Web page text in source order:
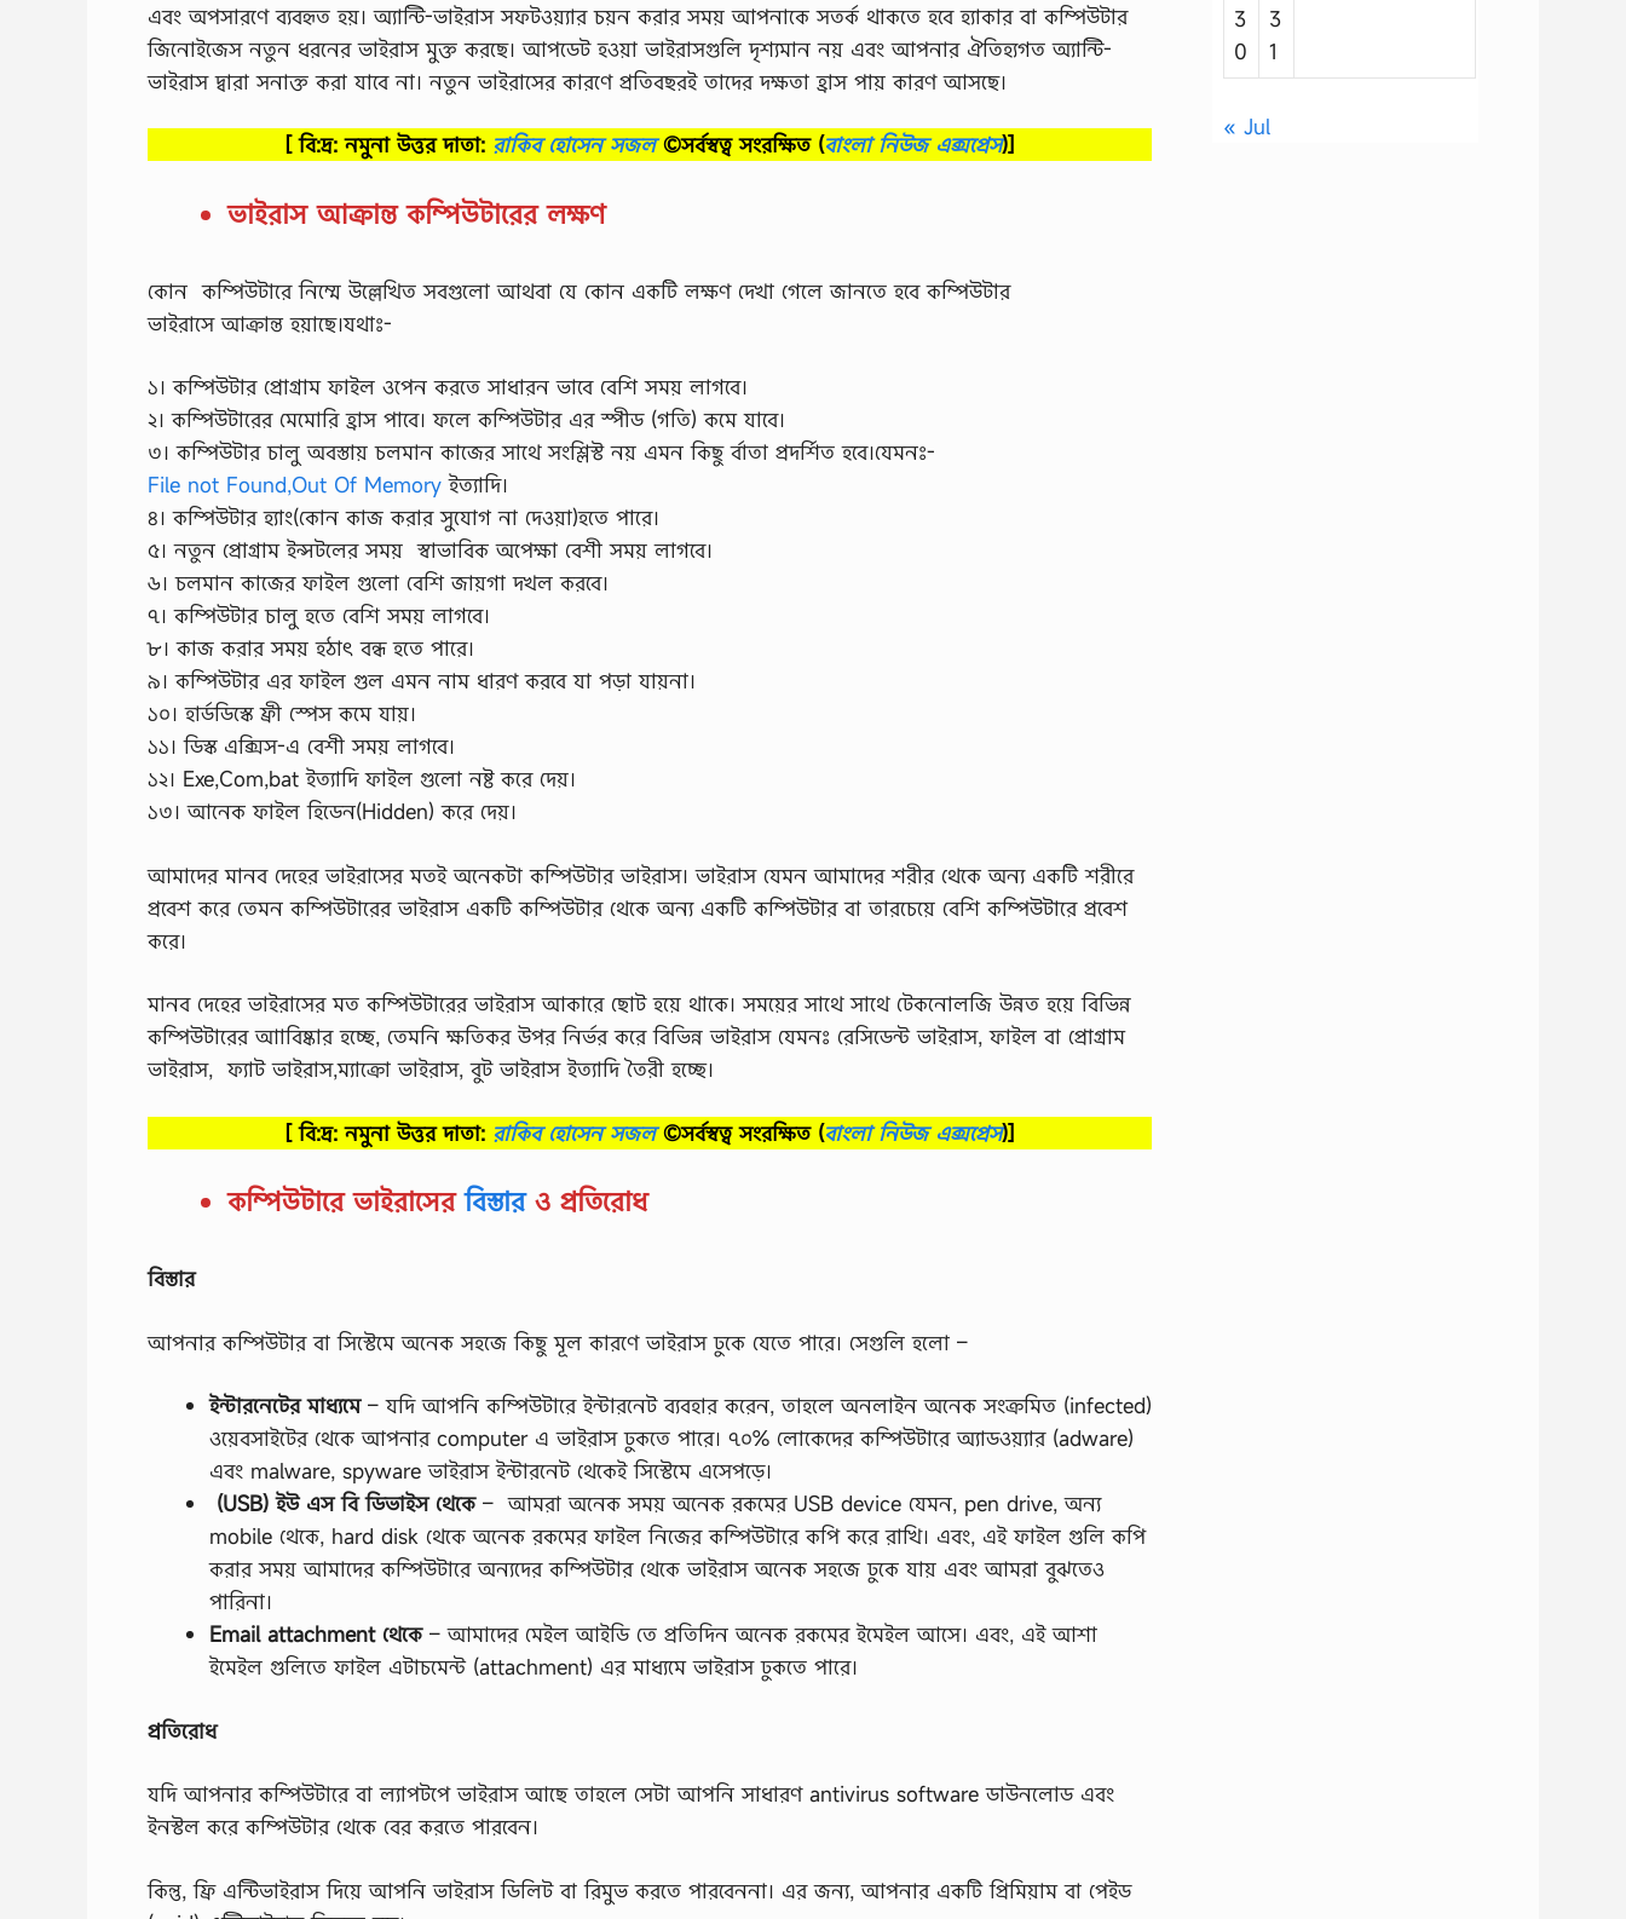
এবং অপসারণে ব্যবহৃত হয়। অ্যান্টি-ভাইরাস সফটওয়্যার চয়ন করার সময় আপনাকে সতর্ক থাকতে হবে হ্যাকার বা কম্পিউটার
জিনোইজেস নতুন ধরনের ভাইরাস মুক্ত করছে। আপডেট হওয়া ভাইরাসগুলি দৃশ্যমান নয় এবং আপনার ঐতিহ্যগত অ্যান্টি-
ভাইরাস দ্বারা সনাক্ত করা যাবে না। নতুন ভাইরাসের কারণে প্রতিবছরই তাদের দক্ষতা হ্রাস পায় কারণ আসছে।
[ বি:দ্র: নমুনা উত্তর দাতা: রাকিব হোসেন সজল©সর্বস্বত্ব সংরক্ষিত (বাংলা নিউজ এক্সপ্রেস)]
ভাইরাস আক্রান্ত কম্পিউটারের লক্ষণ
কোন কম্পিউটারে নিম্মে উল্লেখিত সবগুলো আথবা যে কোন একটি লক্ষণ দেখা গেলে জানতে হবে কম্পিউটার
ভাইরাসে আক্রান্ত হয়াছে।যথাঃ-
১। কম্পিউটার প্রোগ্রাম ফাইল ওপেন করতে সাধারন ভাবে বেশি সময় লাগবে।
২। কম্পিউটারের মেমোরি হ্রাস পাবে। ফলে কম্পিউটার এর স্পীড (গতি) কমে যাবে।
৩। কম্পিউটার চালু অবস্তায় চলমান কাজের সাথে সংশ্লিস্ট নয় এমন কিছু র্বাতা প্রদর্শিত হবে।যেমনঃ-
File not Found,Out Of Memory ইত্যাদি।
৪। কম্পিউটার হ্যাং(কোন কাজ করার সুযোগ না দেওয়া)হতে পারে।
৫। নতুন প্রোগ্রাম ইন্সটলের সময় স্বাভাবিক অপেক্ষা বেশী সময় লাগবে।
৬। চলমান কাজের ফাইল গুলো বেশি জায়গা দখল করবে।
৭। কম্পিউটার চালু হতে বেশি সময় লাগবে।
৮। কাজ করার সময় হঠাৎ বন্ধ হতে পারে।
৯। কম্পিউটার এর ফাইল গুল এমন নাম ধারণ করবে যা পড়া যায়না।
১০। হার্ডডিস্কে ফ্রী স্পেস কমে যায়।
১১। ডিস্ক এক্সিস-এ বেশী সময় লাগবে।
১২। Exe,Com,bat ইত্যাদি ফাইল গুলো নষ্ট করে দেয়।
১৩। আনেক ফাইল হিডেন(Hidden) করে দেয়।
আমাদের মানব দেহের ভাইরাসের মতই অনেকটা কম্পিউটার ভাইরাস। ভাইরাস যেমন আমাদের শরীর থেকে অন্য একটি শরীরে
প্রবেশ করে তেমন কম্পিউটারের ভাইরাস একটি কম্পিউটার থেকে অন্য একটি কম্পিউটার বা তারচেয়ে বেশি কম্পিউটারে প্রবেশ
করে।
মানব দেহের ভাইরাসের মত কম্পিউটারের ভাইরাস আকারে ছোট হয়ে থাকে। সময়ের সাথে সাথে টেকনোলজি উন্নত হয়ে বিভিন্ন
কম্পিউটারের আাবিষ্কার হচ্ছে, তেমনি ক্ষতিকর উপর নির্ভর করে বিভিন্ন ভাইরাস যেমনঃ রেসিডেন্ট ভাইরাস, ফাইল বা প্রোগ্রাম
ভাইরাস, ফ্যাট ভাইরাস,ম্যাক্রো ভাইরাস, বুট ভাইরাস ইত্যাদি তৈরী হচ্ছে।
[ বি:দ্র: নমুনা উত্তর দাতা: রাকিব হোসেন সজল©সর্বস্বত্ব সংরক্ষিত (বাংলা নিউজ এক্সপ্রেস)]
কম্পিউটারে ভাইরাসেরবিস্তারও প্রতিরোধ
বিস্তার
আপনার কম্পিউটার বা সিস্টেমে অনেক সহজে কিছু মূল কারণে ভাইরাস ঢুকে যেতে পারে। সেগুলি হলো –
ইন্টারনেটের মাধ্যমে– যদি আপনি কম্পিউটারে ইন্টারনেট ব্যবহার করেন, তাহলে অনলাইন অনেক সংক্রমিত (infected)
ওয়েবসাইটের থেকে আপনার computer এ ভাইরাস ঢুকতে পারে। ৭০% লোকেদের কম্পিউটারে অ্যাডওয়্যার (adware)
এবং malware, spyware ভাইরাস ইন্টারনেট থেকেই সিস্টেমে এসেপড়ে।
(USB) ইউ এস বি ডিভাইস থেকে– আমরা অনেক সময় অনেক রকমের USB device যেমন, pen drive, অন্য
mobile থেকে, hard disk থেকে অনেক রকমের ফাইল নিজের কম্পিউটারে কপি করে রাখি। এবং, এই ফাইল গুলি কপি
করার সময় আমাদের কম্পিউটারে অন্যদের কম্পিউটার থেকে ভাইরাস অনেক সহজে ঢুকে যায় এবং আমরা বুঝতেও
পারিনা।
Email attachment থেকে– আমাদের মেইল আইডি তে প্রতিদিন অনেক রকমের ইমেইল আসে। এবং, এই আশা
ইমেইল গুলিতে ফাইল এটাচমেন্ট (attachment) এর মাধ্যমে ভাইরাস ঢুকতে পারে।
প্রতিরোধ
যদি আপনার কম্পিউটারে বা ল্যাপটপে ভাইরাস আছে তাহলে সেটা আপনি সাধারণ antivirus software ডাউনলোড এবং
ইনস্টল করে কম্পিউটার থেকে বের করতে পারবেন।
কিন্তু, ফ্রি এন্টিভাইরাস দিয়ে আপনি ভাইরাস ডিলিট বা রিমুভ করতে পারবেননা। এর জন্য, আপনার একটি প্রিমিয়াম বা পেইড
3
0
3
1
« Jul